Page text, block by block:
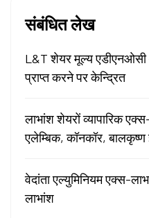
संबंधित लेख
L&T शेयर मूल्य
प्राप्त करने पर केन्द्रित
लाभांश शेयरों व्यापारिक
एलेम्बिक, कॉनकॉर,
वेदांता एल्युमिनियम एक्स-
लाभांश